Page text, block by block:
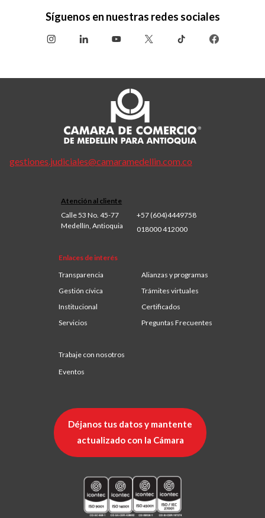
Síguenos en nuestras redes sociales
gestiones.judiciales@camaramedellin.com.co
Atención al cliente
Calle 53 No. 45-77
Medellín, Antioquia
+57 (604)4449758
018000 412000
Enlaces de interés
Transparencia
Alianzas y programas
Gestión cívica
Trámites virtuales
Institucional
Certificados
Servicios
Preguntas Frecuentes
Trabaje con nosotros
Eventos
Déjanos tus datos y mantente
actualizado con la Cámara